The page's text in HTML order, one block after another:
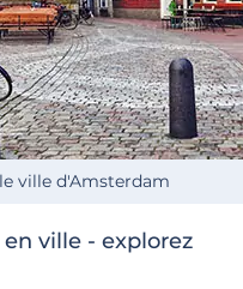
ville d'Amsterdam
ville - explorez